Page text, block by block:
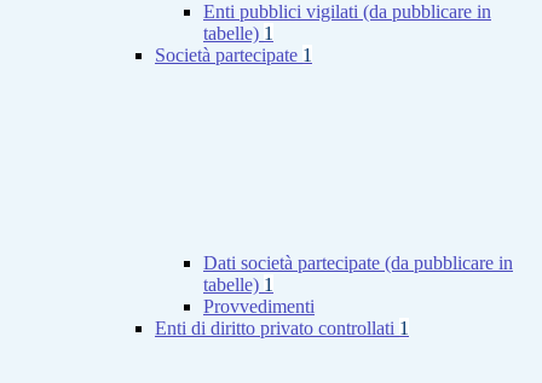
Enti pubblici vigilati (da pubblicare in
tabelle) 1
Società partecipate 1
Dati società partecipate (da pubblicare in
tabelle) 1
Provvedimenti
Enti di diritto privato controllati 1